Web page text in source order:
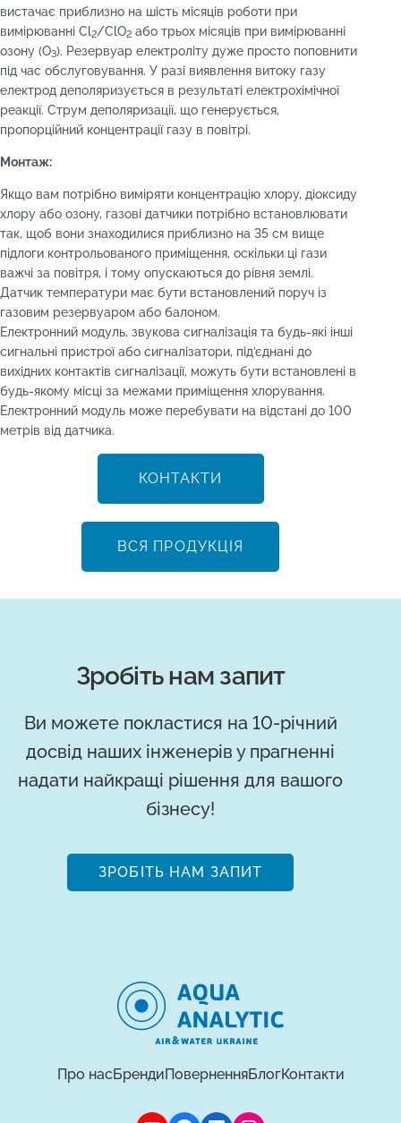
вистачає приблизно на шість місяців роботи при
вимірюванні Cl2/ClO2 або трьох місяців при вимірюванні
озону (O3). Резервуар електроліту дуже просто поповнити
під час обслуговування. У разі виявлення витоку газу
електрод деполяризується в результаті електрохімічної
реакції. Струм деполяризації, що генерується,
пропорційний концентрації газу в повітрі.
Монтаж:
Якщо вам потрібно виміряти концентрацію хлору, діоксиду
хлору або озону, газові датчики потрібно встановлювати
так, щоб вони знаходилися приблизно на 35 см вище
підлоги контрольованого приміщення, оскільки ці гази
важчі за повітря, і тому опускаються до рівня землі.
Датчик температури має бути встановлений поруч із
газовим резервуаром або балоном.
Електронний модуль, звукова сигналізація та будь-які інші
сигнальні пристрої або сигналізатори, під’єднані до
вихідних контактів сигналізації, можуть бути встановлені в
будь-якому місці за межами приміщення хлорування.
Електронний модуль може перебувати на відстані до 100
метрів від датчика.
КОНТАКТИ
ВСЯ ПРОДУКЦІЯ
Зробіть нам запит
Ви можете покластися на 10-річний
досвід наших інженерів у прагненні
надати найкращі рішення для вашого
бізнесу!
ЗРОБІТЬ НАМ ЗАПИТ
Про насБрендиПоверненняБлогКонтакти